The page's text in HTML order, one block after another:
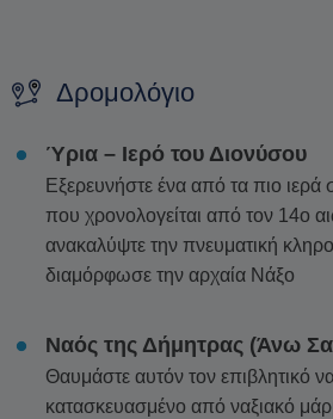
100% του κόστους.
Οι εκδρομές ενδέχεται να
ημερομηνία ή να ακυρωθούν
συνθηκών, για την ασφάλεια των
αυτή την περίπτωση
χρημάτων ή εναλλακτική
τη διαθεσιμότητα και δεν μπορεί
ενδέχεται επίσης να διαφέρουν
Δρομολόγιο
Ύρια – Ιερό του Διονύσου
Εξερευνήστε ένα από τα πιο ιερά
που χρονολογείται από τον 14ο
ανακαλύψτε την πνευματική
διαμόρφωσε την αρχαία Νάξο
Ναός της Δήμητρας (Άνω
Θαυμάστε αυτόν τον επιβλητικό
κατασκευασμένο από ναξιακό